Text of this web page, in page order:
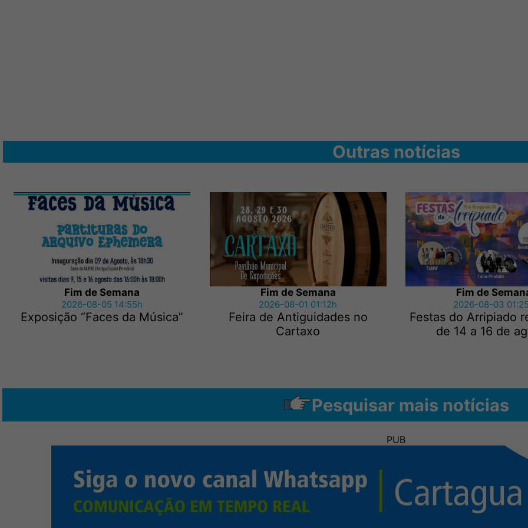
Outras notícias
Fim de Semana
2026-08-05 14:55h
Exposição “Faces da Música”
Fim de Semana
2026-08-01 01:12h
Feira de Antiguidades no
Cartaxo
Fim de
2026-08-03
Festas do Arripiado
de 14 a 16 de
Pesquisar mais notícias
PUB